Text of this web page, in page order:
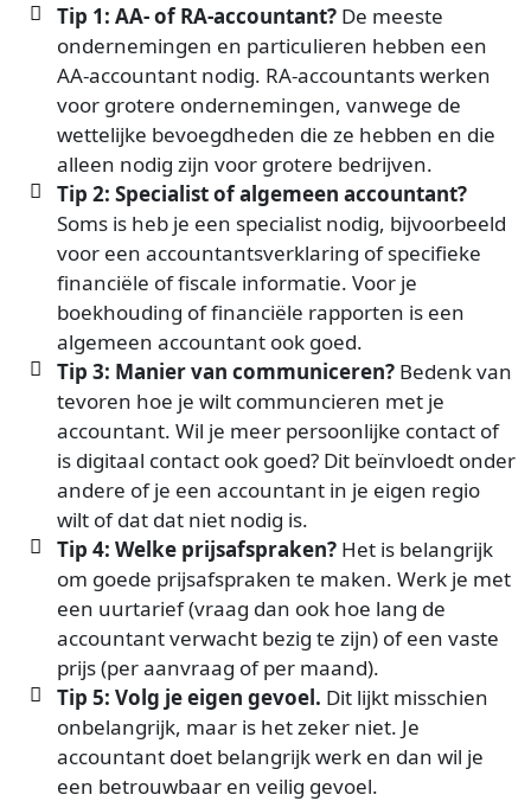
Tip 1: AA- of RA-accountant? De meeste
ondernemingen en particulieren hebben een
AA-accountant nodig. RA-accountants werken
voor grotere ondernemingen, vanwege de
wettelijke bevoegdheden die ze hebben en die
alleen nodig zijn voor grotere bedrijven.
Tip 2: Specialist of algemeen accountant?
Soms is heb je een specialist nodig, bijvoorbeeld
voor een accountantsverklaring of specifieke
financiële of fiscale informatie. Voor je
boekhouding of financiële rapporten is een
algemeen accountant ook goed.
Tip 3: Manier van communiceren? Bedenk van
tevoren hoe je wilt communcieren met je
accountant. Wil je meer persoonlijke contact of
is digitaal contact ook goed? Dit beïnvloedt onder
andere of je een accountant in je eigen regio
wilt of dat dat niet nodig is.
Tip 4: Welke prijsafspraken? Het is belangrijk
om goede prijsafspraken te maken. Werk je met
een uurtarief (vraag dan ook hoe lang de
accountant verwacht bezig te zijn) of een vaste
prijs (per aanvraag of per maand).
Tip 5: Volg je eigen gevoel. Dit lijkt misschien
onbelangrijk, maar is het zeker niet. Je
accountant doet belangrijk werk en dan wil je
een betrouwbaar en veilig gevoel.